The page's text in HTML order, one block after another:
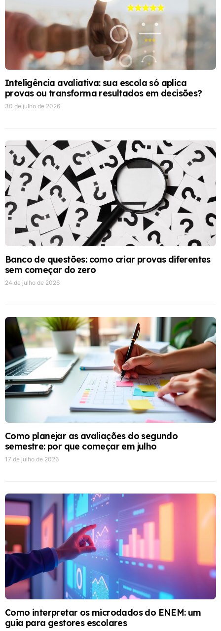
Inteligência avaliativa: sua escola só aplica
provas ou transforma resultados em decisões?
30 de julho de 2026
Banco de questões: como criar provas diferentes
sem começar do zero
24 de julho de 2026
Como planejar as avaliações do segundo
semestre: por que começar em julho
17 de julho de 2026
Como interpretar os microdados do ENEM: um
guia para gestores escolares